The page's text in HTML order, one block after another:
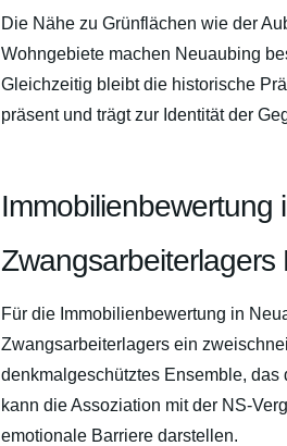
Die Nähe zu Grünflächen wie der
Wohngebiete machen Neuaubing
Gleichzeitig bleibt die historische
präsent und trägt zur Identität der
Immobilienbewertung
Zwangsarbeiterlagers
Für die Immobilienbewertung in
Zwangsarbeiterlagers ein
denkmalgeschütztes Ensemble,
kann die Assoziation mit der NS-
emotionale Barriere darstellen.